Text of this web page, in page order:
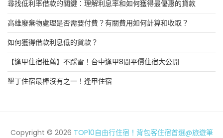
尋找低利率借款的關鍵：理解利息率和如何獲得最優惠的貸款
高雄廢棄物處理是否需要付費？有關費用如何計算和收取？
如何獲得借款利息低的貸款？
【逢甲住宿推薦】不踩雷！台中逢甲8間平價住宿大公開
墾丁住宿最棒沒有之一！逢甲住宿
Copyright © 2026 TOP10自由行住宿！背包客住宿首選@旅遊筆